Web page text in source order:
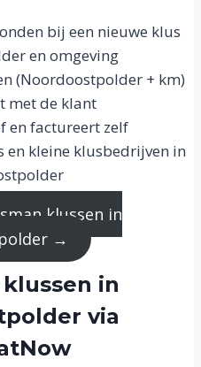
bij een nieuwe klus
en omgeving
(Noordoostpolder + km)
met de klant
en factureert zelf
en kleine klusbedrijven in
klussen in
→
in
via